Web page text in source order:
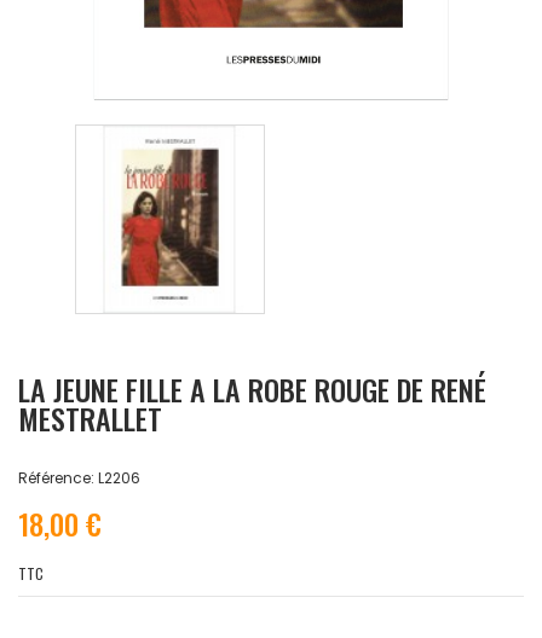
LA JEUNE FILLE A LA ROBE ROUGE DE RENÉ
MESTRALLET
Référence: L2206
18,00 €
TTC